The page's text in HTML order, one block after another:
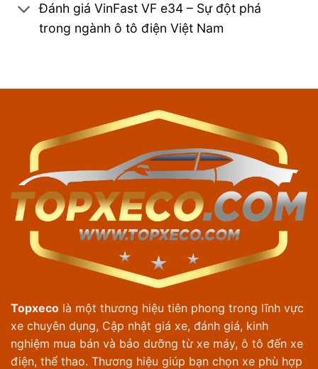
Đánh giá VinFast VF e34 – Sự đột phá
trong ngành ô tô điện Việt Nam
Topxeco là một thương hiệu tiên phong trong lĩnh vực
xe chuyên dụng, Cập nhật giá xe, đánh giá, kinh
nghiệm mua bán và bảo dưỡng từ xe máy, ô tô đến xe
điện, thể thao. Thương hiệu giúp bạn chọn xe phù hợp